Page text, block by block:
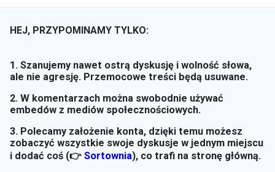
HEJ, PRZYPOMINAMY TYLKO:
1. Szanujemy nawet ostrą dyskusję i wolność słowa,
ale nie agresję. Przemocowe treści będą usuwane.
2. W komentarzach można swobodnie używać
embedów z mediów społecznościowych.
3. Polecamy założenie konta, dzięki temu możesz
zobaczyć wszystkie swoje dyskusje w jednym miejscu
i dodać coś (👉 Sortownia), co trafi na stronę główną.